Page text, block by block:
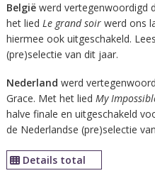
Belgiëwerd vertegenwoordigd
het lied Le grand soirwerd ons
hiermee ook uitgeschakeld. Lees
(pre)selectie van dit jaar.
Nederland werd
Grace. Met het lied My
halve finale en uitgeschakeld
de Nederlandse (pre)selectie
Details total